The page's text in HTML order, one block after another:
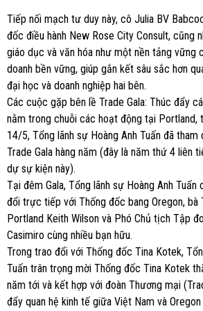
Tiếp nối mạch tư duy này, cô Julia BV
đốc điều hành New Rose City Consult, cũng
giáo dục và văn hóa như một nền tảng vững
doanh bền vững, giúp gắn kết sâu sắc hơn
đại học và doanh nghiệp hai bên.
Các cuộc gặp bên lề Trade Gala: Thúc đẩy
nằm trong chuỗi các hoạt động tại Portland,
14/5, Tổng lãnh sự Hoàng Anh Tuấn đã
Trade Gala hàng năm (đây là năm thứ 4 liên
dự sự kiện này).
Tại đêm Gala, Tổng lãnh sự Hoàng Anh
đổi trực tiếp với Thống đốc bang Oregon, bà
Portland Keith Wilson và Phó Chủ tịch Tập
Casimiro cùng nhiều bạn hữu.
Trong trao đổi với Thống đốc Tina Kotek,
Tuấn trân trọng mời Thống đốc Tina Kotek
năm tới và kết hợp với đoàn Thương mại
đẩy quan hệ kinh tế giữa Việt Nam và